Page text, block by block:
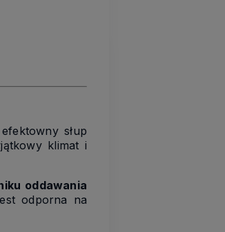
słup
klimat i
oddawania
odporna na